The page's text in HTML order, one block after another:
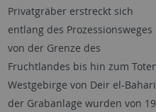
Privatgräber erstreckt sich
entlang des Prozessionsweges
von der Grenze des
Fruchtlandes bis hin zum
Westgebirge von Deir el-
der Grabanlage wurden von